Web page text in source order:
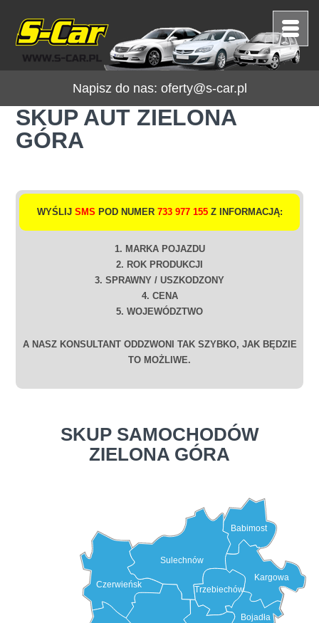
Napisz do nas: oferty@s-car.pl
SKUP AUT ZIELONA
GÓRA
WYŚLIJ SMS POD NUMER 733 977 155Z INFORMACJĄ:
1. MARKA POJAZDU
2. ROK PRODUKCJI
3. SPRAWNY / USZKODZONY
4. CENA
5. WOJEWÓDZTWO
A NASZ KONSULTANT ODDZWONI TAK SZYBKO, JAK BĘDZIE
TO MOŻLIWE.
SKUP SAMOCHODÓW
ZIELONA GÓRA
Czerwieńsk
Sulechnów
Babimost
Kargowa
Trzebiechów
Bojadła